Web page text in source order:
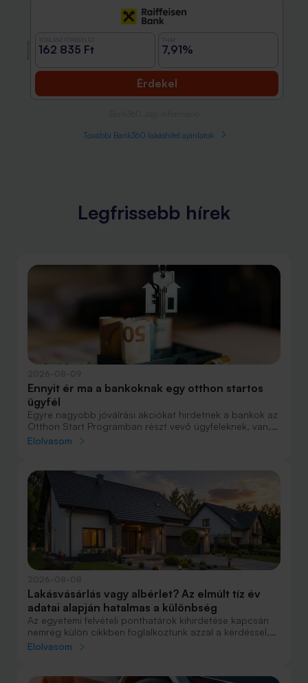
162 835 Ft 7,91%
Érdekel
További Bank360 lakáshitel ajánlatok
Legfrissebb hírek
Ennyit ér ma a bankoknak egy otthon startos
ügyfél
Egyre nagyobb jóváírási akciókat hirdetnek a bankok az
Otthon Start Programban részt vevő ügyfeleknek, van,
ahol összesen akár félmillió forint jóváírást is össze lehet
nagyobb jóváírásért?
Elolvasom
Lakásvásárlás vagy albérlet? Az elmúlt tíz év
adatai alapján hatalmas a különbség
Az egyetemi felvételi ponthatárok kihirdetése kapcsán
nemrég külön cikkben foglalkoztunk azzal a kérdéssel,
hogy lakást venni vagy vásárolni éri meg jobban. Előző
csak teheti, annak mindenképpen megéri a
Elolvasom